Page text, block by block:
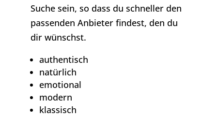
Suche sein, so dass du schneller den
passenden Anbieter findest, den du
dir wünschst.
authentisch
natürlich
emotional
modern
klassisch